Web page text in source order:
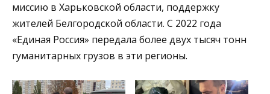
миссию в Харьковской области, поддержку
жителей Белгородской области. С 2022 года
«Единая Россия» передала более двух тысяч тонн
гуманитарных грузов в эти регионы.